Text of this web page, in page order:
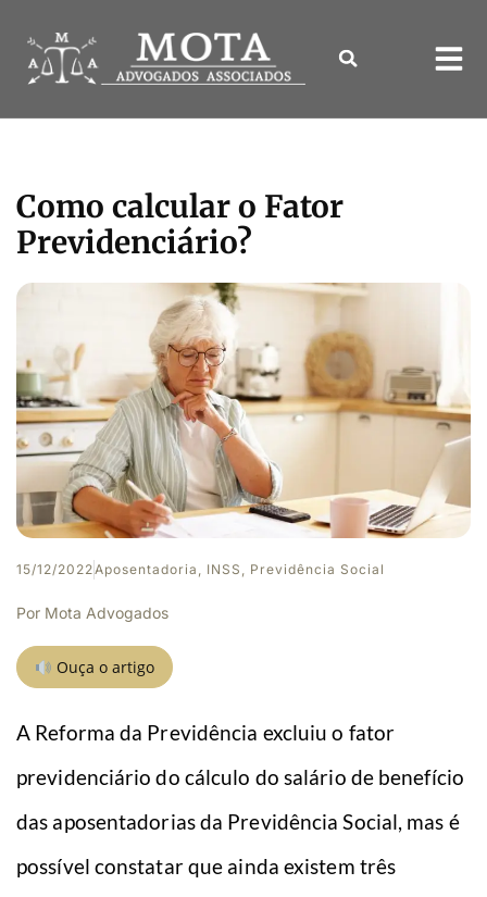
Como calcular o Fator
Previdenciário?
15/12/2022Aposentadoria , INSS , Previdência Social
Por Mota Advogados
Ouça o artigo
A Reforma da Previdência excluiu o fator
previdenciário do cálculo do salário de benefício
das aposentadorias da Previdência Social, mas é
possível constatar que ainda existem três